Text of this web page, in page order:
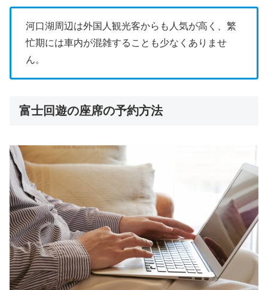
河口湖周辺は外国人観光客からも人気が高く、繁
忙期には車内が混雑することも少なくありませ
ん。
富士回遊の座席の予約方法